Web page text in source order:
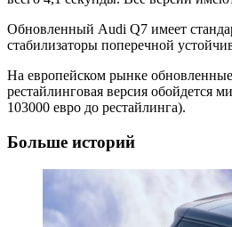
Обновленный Audi Q7 имеет
стабилизаторы поперечной
На европейском рынке
рестайлинговая версия
103000 евро до рестайлинга).
Больше историй